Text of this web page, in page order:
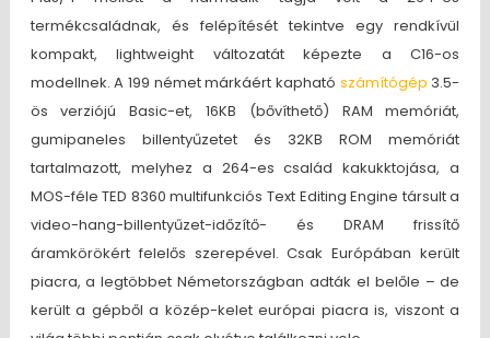
termékcsaládnak, és felépítését tekintve egy rendkívül
kompakt, lightweight változatát képezte a C16-os
modellnek. A 199 német márkáért kapható számítógép 3.5-
ös verziójú Basic-et, 16KB (bővíthető) RAM memóriát,
gumipaneles billentyűzetet és 32KB ROM memóriát
tartalmazott, melyhez a 264-es család kakukktojása, a
MOS-féle TED 8360 multifunkciós Text Editing Engine társult a
video-hang-billentyűzet-időzítő- és DRAM frissítő
áramkörökért felelős szerepével. Csak Európában került
piacra, a legtöbbet Németországban adták el belőle – de
került a gépből a közép-kelet európai piacra is, viszont a